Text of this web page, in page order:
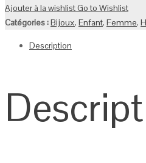
Ajouter à la wishlistGo to Wishlist
Catégories :Bijoux, Enfant, Femme,
Description